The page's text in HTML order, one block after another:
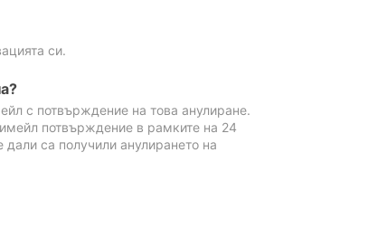
си.
с потвърждение на това анулиране.
потвърждение в рамките на 24
са получили анулирането на